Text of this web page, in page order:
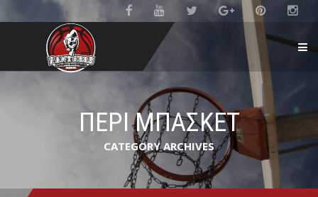
ΠΕΡΊ ΜΠΆΣΚΕΤ
CATEGORY ARCHIVES